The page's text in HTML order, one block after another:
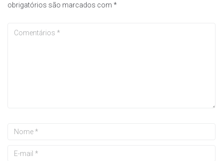
obrigatórios são marcados com *